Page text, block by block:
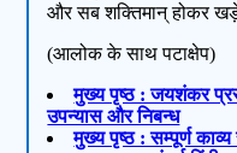
और सब शक्तिमान् होकर खड़े
(आलोक के साथ पटाक्षेप)
मुख्य पृष्ठ : जयशंकर
उपन्यास और निबन्ध
मुख्य पृष्ठ : सम्पूर्ण